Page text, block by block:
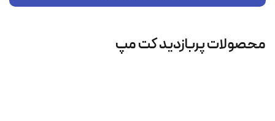
محصولات پربازدید کت‌ مپ